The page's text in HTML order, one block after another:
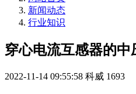
新闻动态
行业知识
穿心电流互感器的中
2022-11-14 09:55:58 科威 1693